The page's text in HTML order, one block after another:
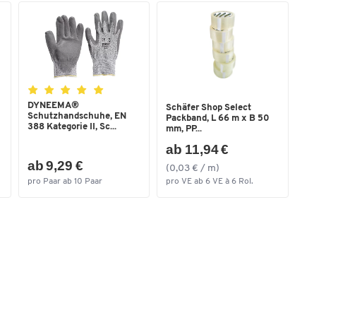
DYNEEMA®
Schutzhandschuhe, EN
388 Kategorie II, Sc...
ab 9,29 €
pro Paar ab 10 Paar
Schäfer Shop Select
Packband, L 66 m x B 50
mm, PP...
ab 11,94 €
(0,03 € / m)
pro VE ab 6 VE à 6 Rol.